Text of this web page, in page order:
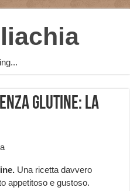
glutine: la
Una ricetta davvero
appetitoso e gustoso.